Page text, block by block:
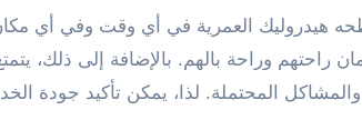
هيدروليك العمرية في أي وقت وفي أي
راحتهم وراحة بالهم. بالإضافة إلى ذلك،
المحتملة. لذا، يمكن تأكيد جودة